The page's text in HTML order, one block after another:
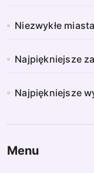
Niezwykłe
Najpiękniejsze
Najpiękniejsze
Menu